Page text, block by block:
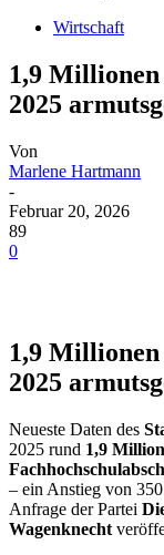
Wirtschaft
1,9
2025
Von
Marlene Hartmann
-
Februar 20, 2026
89
0
1,9
2025
Neueste Daten des
2025 rund 1,9
– ein Anstieg von
Anfrage der Partei
Wagenknecht